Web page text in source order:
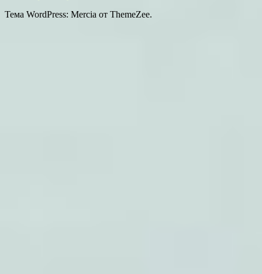
Тема WordPress: Mercia от ThemeZee.